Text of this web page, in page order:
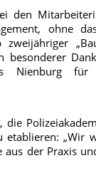
den
ohne
besonderer
Nienburg für
die
etablieren: „Wir
aus der Praxis